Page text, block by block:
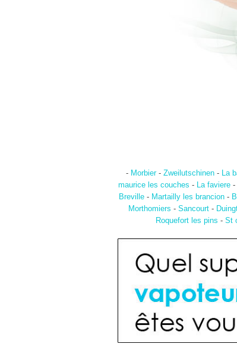
- Morbier- Zweilutschinen - La
maurice les couches - La faviere -
Breville- Martailly les brancion-
Morthomiers - Sancourt-
Roquefort les pins - St